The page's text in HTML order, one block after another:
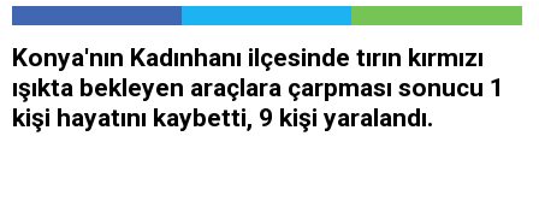
Konya'nın Kadınhanı ilçesinde tırın kırmızı
ışıkta bekleyen araçlara çarpması sonucu 1
kişi hayatını kaybetti, 9 kişi yaralandı.